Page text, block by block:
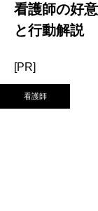
看護師の好
と行動解説
[PR]
看護師